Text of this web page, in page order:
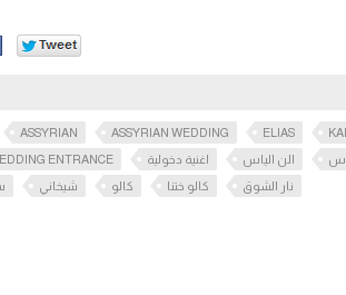
ASSYRIAN ASSYRIAN WEDDING ELIAS
ENTRANCE اغنية دخولية الن الياس
شيخاني كالو كالو ختنا نار الشوق